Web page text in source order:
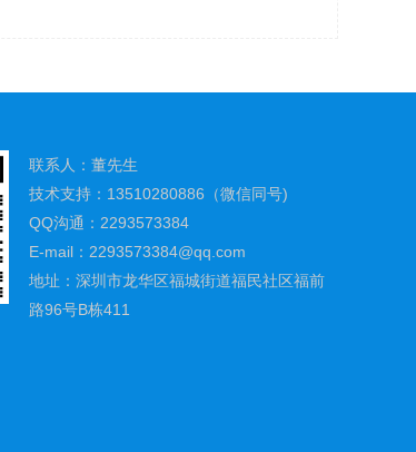
联系人：董先生
技术支持：13510280886（微信同号)
QQ沟通：2293573384
E-mail：2293573384@qq.com
地址：深圳市龙华区福城街道福民社区福前
路96号B栋411